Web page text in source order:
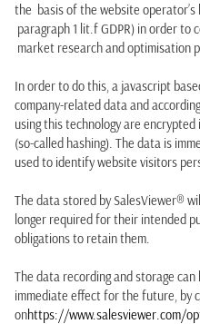
the basis of the website
paragraph 1 lit.f GDPR) in order to
market research and optimisation
In order to do this, a javascript
company-related data and
using this technology are
(so-called hashing). The data is
used to identify website visitors
The data stored by SalesViewer®
longer required for their intended
obligations to retain them.
The data recording and storage
immediate effect for the future, by
onhttps://www.salesviewer.com/